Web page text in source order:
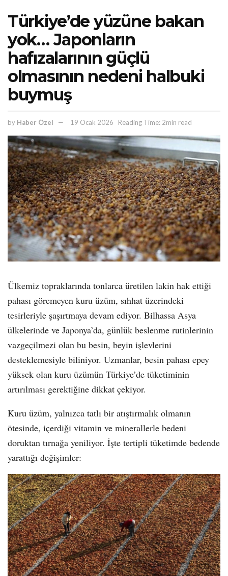
Türkiye’de yüzüne bakan
yok… Japonların
hafızalarının güçlü
olmasının nedeni halbuki
buymuş
by Haber Özel 19 Ocak 2026 Reading Time: 2min read
Ülkemiz topraklarında tonlarca üretilen lakin hak ettiği
pahası göremeyen kuru üzüm, sıhhat üzerindeki
tesirleriyle şaşırtmaya devam ediyor. Bilhassa Asya
ülkelerinde ve Japonya’da, günlük beslenme rutinlerinin
vazgeçilmezi olan bu besin, beyin işlevlerini
desteklemesiyle biliniyor. Uzmanlar, besin pahası epey
yüksek olan kuru üzümün Türkiye’de tüketiminin
artırılması gerektiğine dikkat çekiyor.
Kuru üzüm, yalnızca tatlı bir atıştırmalık olmanın
ötesinde, içerdiği vitamin ve minerallerle bedeni
doruktan tırnağa yeniliyor. İşte tertipli tüketimde bedende
yarattığı değişimler: